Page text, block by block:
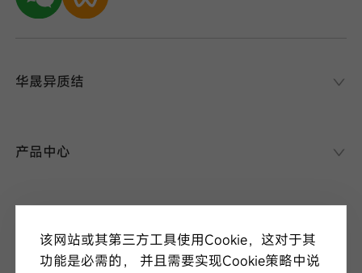
华晟异质结
产品中心
异质结组件
项目案例
走进华晟
该网站或其第三方工具使用Cookie，这对于其
功能是必需的， 并且需要实现Cookie策略中说